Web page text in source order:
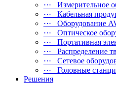
⋯ Измерительное
⋯ Кабельная
⋯ Оборудование
⋯ Оптическое
⋯ Портативная
⋯ Распределение
⋯ Сетевое
⋯ Головные
Решения